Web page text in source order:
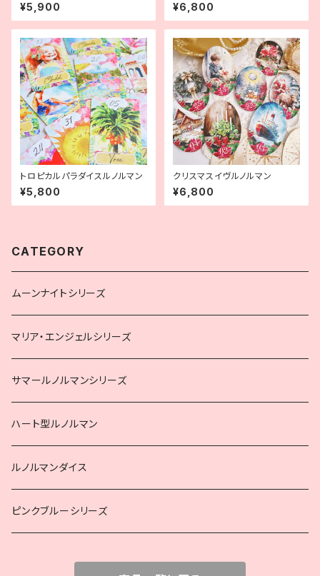
¥5,900 ¥6,800
トロピカルパラダイスルノルマン
¥5,800
クリスマスイヴルノルマン
¥6,800
CATEGORY
ムーンナイトシリーズ
マリア・エンジェルシリーズ
サマールノルマンシリーズ
ハート型ルノルマン
ルノルマンダイス
ピンクブルーシリーズ